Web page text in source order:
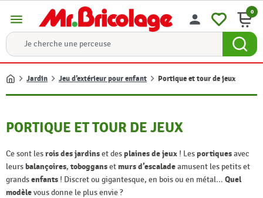
menu person 0
Accueil
Jardin Jeu d’extérieur pour enfant Portique et tour de jeux
PORTIQUE ET TOUR DE JEUX
Ce sont lesrois des jardinset desplaines de jeux ! Lesportiquesavec
leursbalançoires, toboggansetmurs d’escaladeamusent les petits et
grandsenfants ! Discret ou gigantesque, en bois ou en métal… Quel
modèlevous donne le plus envie ?